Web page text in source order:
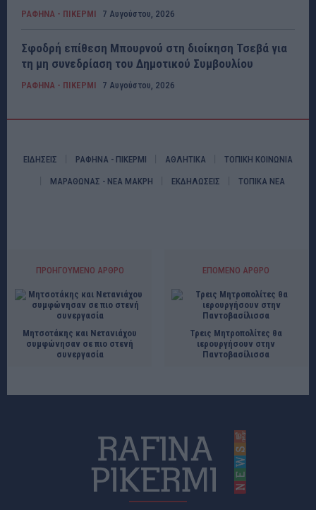
ΡΑΦΗΝΑ - ΠΙΚΕΡΜΙ 7 Αυγούστου, 2026
Σφοδρή επίθεση Μπουρνού στη διοίκηση Τσεβά για
τη μη συνεδρίαση του Δημοτικού Συμβουλίου
ΡΑΦΗΝΑ - ΠΙΚΕΡΜΙ 7 Αυγούστου, 2026
ΕΙΔΗΣΕΙΣ ΡΑΦΗΝΑ - ΠΙΚΕΡΜΙ ΑΘΛΗΤΙΚΑ ΤΟΠΙΚΗ ΚΟΙΝΩΝΙΑ
ΜΑΡΑΘΩΝΑΣ - ΝΕΑ ΜΑΚΡΗ ΕΚΔΗΛΩΣΕΙΣ ΤΟΠΙΚΑ ΝΕΑ
ΠΡΟΗΓΟΎΜΕΝΟ ΆΡΘΡΟ
Μητσοτάκης και Νετανιάχου
συμφώνησαν σε πιο στενή
συνεργασία
ΕΠΌΜΕΝΟ ΆΡΘΡΟ
Τρεις Μητροπολίτες θα
ιερουργήσουν στην
Παντοβασίλισσα